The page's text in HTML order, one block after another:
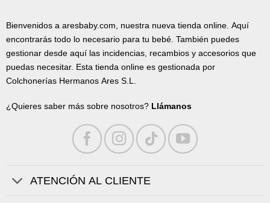
Bienvenidos a aresbaby.com, nuestra nueva tienda online. Aquí
encontrarás todo lo necesario para tu bebé. También puedes
gestionar desde aquí las incidencias, recambios y accesorios que
puedas necesitar. Esta tienda online es gestionada por
Colchonerías Hermanos Ares S.L.
¿Quieres saber más sobre nosotros? Llámanos
ATENCIÓN AL CLIENTE